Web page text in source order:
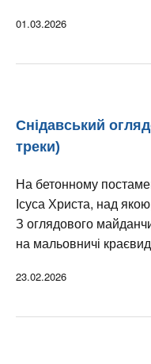
01.03.2026
Снідавський
треки)
На бетонному
Ісуса Христа, над
З оглядового
на мальовничі
23.02.2026